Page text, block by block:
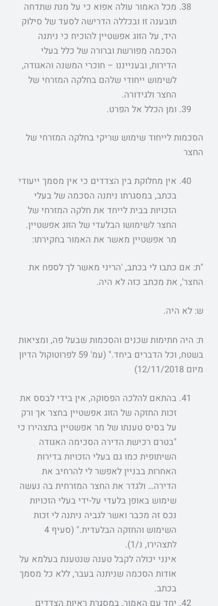
מכל האמור עולה אפוא כי על מנת שתדחה
תובענה זו ובכללה הדרישה לסעד של סילוק
היד, על הזוג אפשטיין להוכיח כי ניתנה
הסכמה מפורשת וברורה של כלל בעלי
הדירות, ובענייננו – חוכרי המשנה והאגודה,
לשימוש ייחודי שלהם בחלקה המזרחי של
החצר ולגידורה.
ומן הכלל אל הפרט.
הסכמות לייחוד שימוש שריקי בחלקה המזרחי של
החצר
אין מחלוקת בין הצדדים כי אין מסמך ייעודי
בכתב, במסגרתו ניתנה הסכמה של בעלי
הזכויות בבית לייחד את חלקה המזרחי של
החצר לשימושו הבלעדי של הזוג אפשטיין.
מר אפשטיין מאשר את האמור בחקירתו:
"ת: אם כתבו לי בכתב, 'הריני מאשר לך לספח את
החצר', את מכתב כזה לא היה.
ש: לא היה.
ת: היה חתימות שכנים והסכמות שבעל פה, ומציאות
בשטח, וכל הדברים ביחד." (עמ' 59 לפרוטוקול הדיון
מיום 12/11/2018)
בהתאם להלכה הפסוקה, אין בידי לבסס את
זכות החזקה של הזוג אפשטיין בחצר אך ורק
על בסיס טענתו של מר אפשטיין בתצהירו כי
"בטרם רכישת הדירה הסכימה האגודה
השיתופית כמו גם בעלי הזכויות בדירות
האחרות בבניין לאפשר לי להרחיב את
הדירה… ולגדר את החצר המזרחית בה נעשה
שימוש באופן בלעדי על-ידי בעלי הזכויות
נכס זה מכבר ואשר לגביה ניתנה לי זכות
השימוש והחזקה הבלעדית." (סעיף 4
לתצהירו, נ/1).
אינני יכולה לקבל טענה שנטענת בעלמא על
אודות הסכמה שניתנה בעבר, ללא כל מסמך
בכתב.
יחד עם האמור, במסגרת ראיות הצדדים